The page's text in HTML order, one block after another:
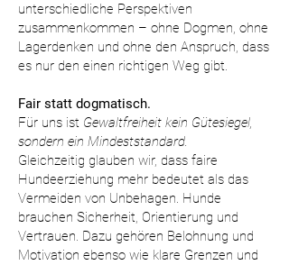
unterschiedliche Perspektiven
zusammenkommen – ohne Dogmen, ohne
Lagerdenken und ohne den Anspruch, dass
es nur den einen richtigen Weg gibt.
Fair statt dogmatisch.
Für uns ist Gewaltfreiheit kein Gütesiegel,
sondern ein Mindeststandard.
Gleichzeitig glauben wir, dass faire
Hundeerziehung mehr bedeutet als das
Vermeiden von Unbehagen. Hunde
brauchen Sicherheit, Orientierung und
Vertrauen. Dazu gehören Belohnung und
Motivation ebenso wie klare Grenzen und